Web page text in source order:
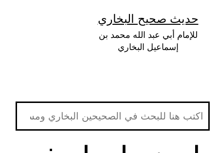
المحتوى
حديث صحيح البخاري
للإمام أبي عبد الله محمد بن
إسماعيل البخاري